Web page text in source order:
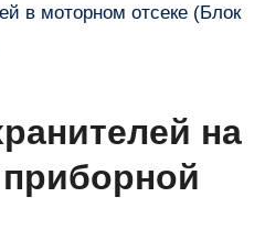
в моторном отсеке (Блок
на